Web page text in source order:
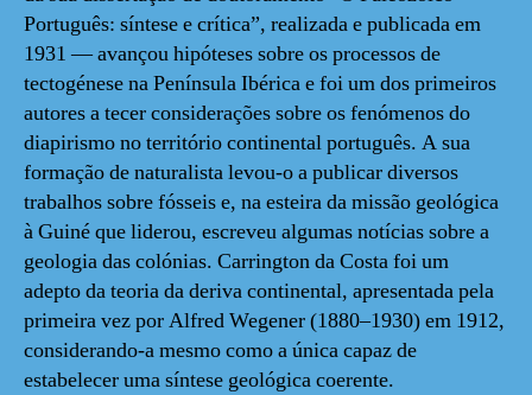
Português: síntese e crítica”, realizada e publicada em
1931 — avançou hipóteses sobre os processos de
tectogénese na Península Ibérica e foi um dos primeiros
autores a tecer considerações sobre os fenómenos do
diapirismo no território continental português. A sua
formação de naturalista levou-o a publicar diversos
trabalhos sobre fósseis e, na esteira da missão geológica
à Guiné que liderou, escreveu algumas notícias sobre a
geologia das colónias. Carrington da Costa foi um
adepto da teoria da deriva continental, apresentada pela
primeira vez por Alfred Wegener (1880–1930) em 1912,
considerando-a mesmo como a única capaz de
estabelecer uma síntese geológica coerente.